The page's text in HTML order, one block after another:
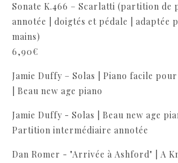
Sonate K.466 – Scarlatti (partition de
annotée | doigtés et pédale | adaptée
mains)
6,90€
Jamie Duffy – Solas | Piano facile
| Beau new age piano
Jamie Duffy - Solas | Beau new age
Partition intermédiaire annotée
Dan Romer - "Arrivée à Ashford" | A